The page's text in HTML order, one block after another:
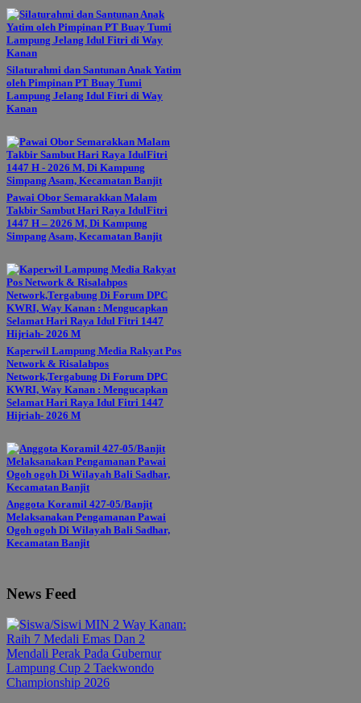
Silaturahmi dan Santunan Anak Yatim
oleh Pimpinan PT Buay Tumi
Lampung Jelang Idul Fitri di Way
Kanan
Pawai Obor Semarakkan Malam
Takbir Sambut Hari Raya IdulFitri
1447 H – 2026 M, Di Kampung
Simpang Asam, Kecamatan Banjit
Kaperwil Lampung Media Rakyat Pos
Network & Risalahpos
Network,Tergabung Di Forum DPC
KWRI, Way Kanan : Mengucapkan
Selamat Hari Raya Idul Fitri 1447
Hijriah- 2026 M
Anggota Koramil 427-05/Banjit
Melaksanakan Pengamanan Pawai
Ogoh ogoh Di Wilayah Bali Sadhar,
Kecamatan Banjit
News Feed